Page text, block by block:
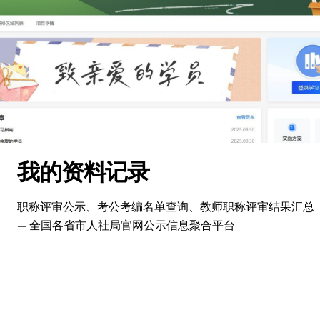
转
到
容
我的资料记录
职称评审公示、考公考编名单查询、教师职称评审结果汇总
— 全国各省市人社局官网公示信息聚合平台